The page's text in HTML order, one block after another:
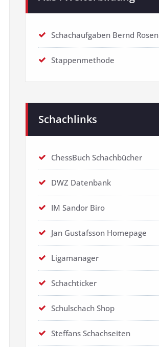
Schachaufgaben Bernd Rosen
Stappenmethode
Schachlinks
ChessBuch Schachbücher
DWZ Datenbank
IM Sandor Biro
Jan Gustafsson Homepage
Ligamanager
Schachticker
Schulschach Shop
Steffans Schachseiten